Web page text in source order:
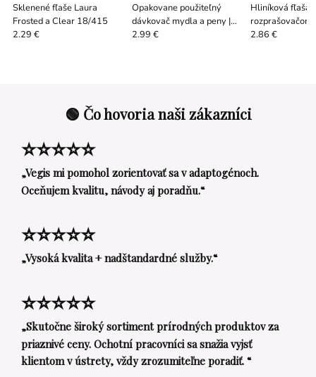
Sklenené fľaše Laura
Frosted a Clear 18/415
2.29 €
Opakovane použiteľný
dávkovač mydla a peny |
refill fľaša | viac druhov
2.99 €
Hliníková fľaša
2.86 €
🟢 Čo hovoria naši zákazníci
⭐⭐⭐⭐⭐
„Vegis mi pomohol zorientovať sa v adaptogénoch.
Oceňujem kvalitu, návody aj poradňu.“
⭐⭐⭐⭐⭐
„Vysoká kvalita + nadštandardné služby.“
⭐⭐⭐⭐⭐
„Skutočne široký sortiment prírodných produktov za
priaznivé ceny. Ochotní pracovníci sa snažia vyjsť
klientom v ústrety, vždy zrozumiteľne poradiť. “